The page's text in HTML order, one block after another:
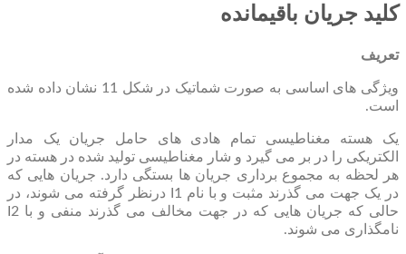
کلید جریان باقیمانده
تعریف
ویژگی های اساسی به صورت شماتیک در شکل 11 نشان داده شده
است.
یک هسته مغناطیسی تمام هادی های حامل جریان یک مدار
الکتریکی را در بر می گیرد و شار مغناطیسی تولید شده در هسته در
هر لحظه به مجموع برداری جریان ها بستگی دارد. جریان هایی که
در یک جهت می گذرند مثبت و با نام I1 درنظر گرفته می شوند، در
حالی که جریان هایی که در جهت مخالف می گذرند منفی و با I2
نامگذاری می شوند.